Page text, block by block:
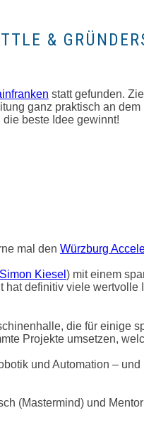
&
statt gefunden.
ganz praktisch an
beste Idee gewinnt!
mal den Würzburg
Kiesel ) mit einem
hat definitiv viele wertvolle
die für einige
Projekte umsetzen,
und Automation –
(Mastermind) und